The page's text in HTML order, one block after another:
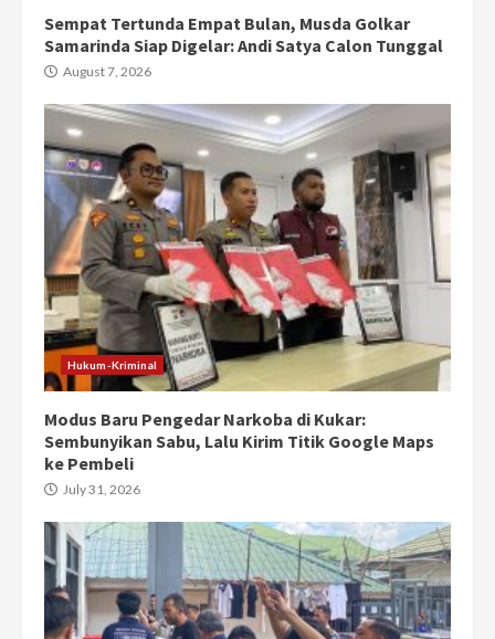
Sempat Tertunda Empat Bulan, Musda Golkar
Samarinda Siap Digelar: Andi Satya Calon Tunggal
August 7, 2026
Hukum-Kriminal
Modus Baru Pengedar Narkoba di Kukar:
Sembunyikan Sabu, Lalu Kirim Titik Google Maps
ke Pembeli
July 31, 2026